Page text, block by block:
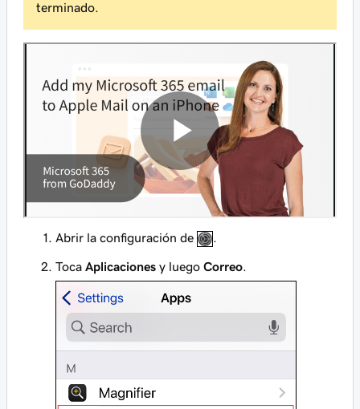
terminado.
Abrir la configuración de .
Toca Aplicaciones y luego Correo.